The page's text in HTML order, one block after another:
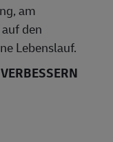
am
den
Lebenslauf.